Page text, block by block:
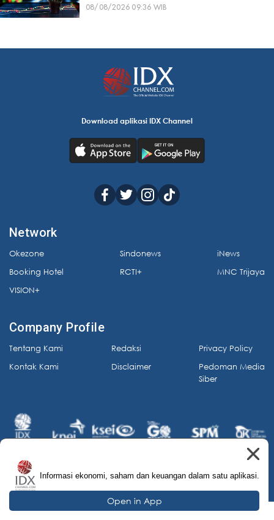
08/08/2026 09:36 WIB
Download aplikasi IDX Channel
Network
Okezone
Booking Hotel
VISION+
Sindonews
RCTI+
iNews
MNC Trijaya
Company Profile
Tentang Kami
Kontak Kami
Redaksi
Disclaimer
Privacy Policy
Pedoman Media
Siber
© 2026 IDX Channel. All Rights Reserved.
Informasi ekonomi, saham dan keuangan dalam satu aplikasi.
Open in App